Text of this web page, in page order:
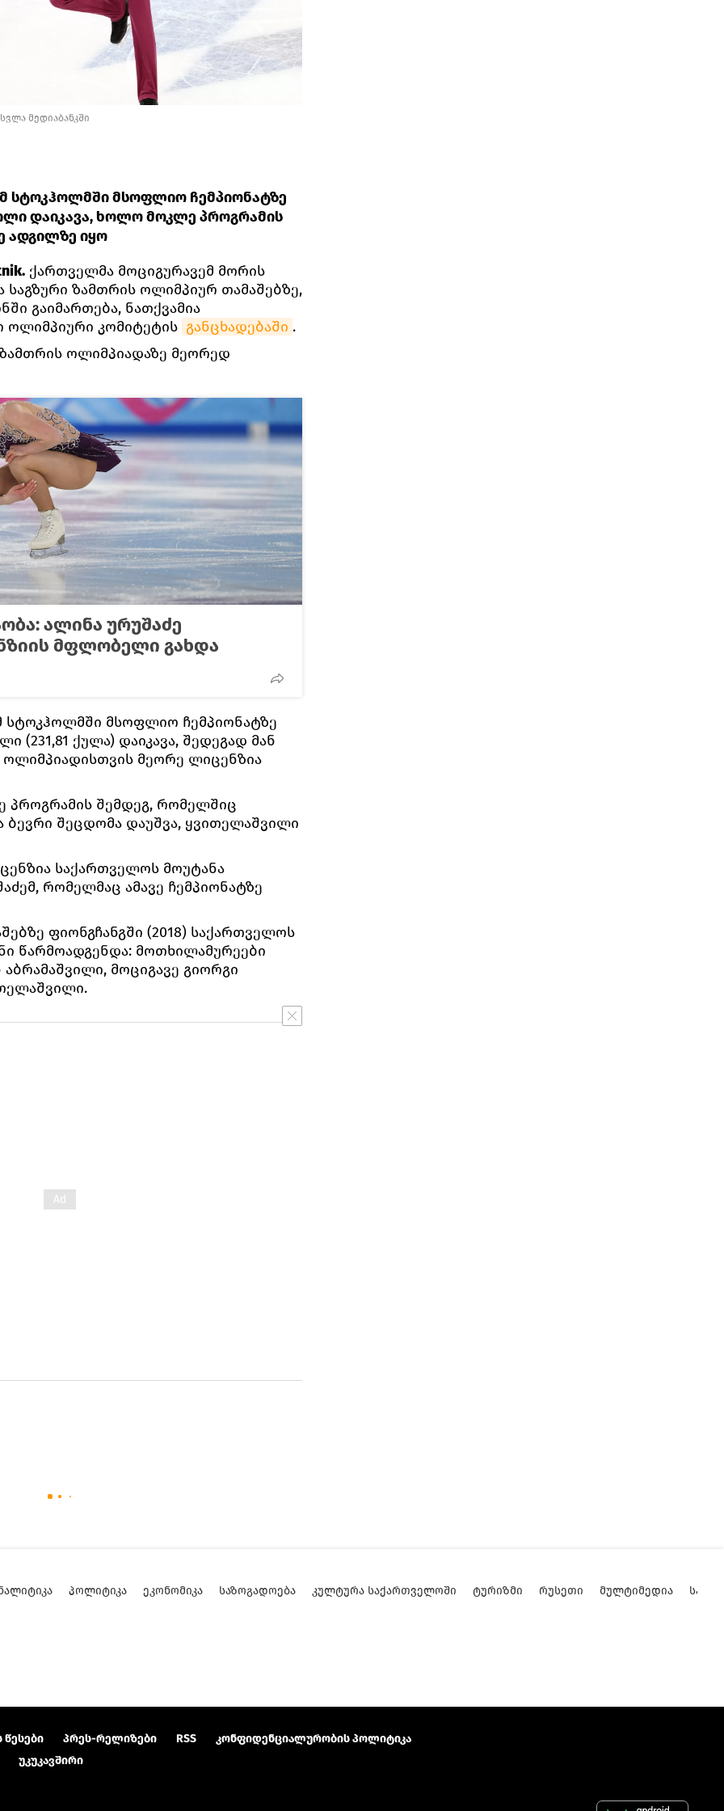
მედიაბანკში
სტოკჰოლმში მსოფლიო ჩემპიონატზე
დაიკავა, ხოლო მოკლე პროგრამის
ადგილზე იყო
ქართველმა მოციგურავემ მორის
ზამთრის ოლიმპიურ თამაშებზე,
გაიმართება, ნათქვამია
კომიტეტის განცხადებაში .
ოლიმპიადაზე მეორედ
ალინა ურუშაძე
მფლობელი გახდა
სტოკჰოლმში მსოფლიო ჩემპიონატზე
(231,81 ქულა) დაიკავა, შედეგად მან
მეორე ლიცენზია
პროგრამის შემდეგ, რომელშიც
ბევრი შეცდომა დაუშვა, ყვითელაშვილი
საქართველოს მოუტანა
რომელმაც ამავე ჩემპიონატზე
ფიონგჩანგში (2018) საქართველოს
წარმოადგენდა: მოთხილამურეები
მოციგავე გიორგი
ᲞᲝᲚᲘᲢᲘᲙᲐ ᲔᲙᲝᲜᲝᲛᲘᲙᲐ ᲡᲐᲖᲝᲒᲐᲓᲝᲔᲑᲐ ᲙᲣᲚᲢᲣᲠᲐ ᲡᲐᲥᲐᲠᲗᲕᲔᲚᲝᲨᲘ ᲢᲣᲠᲘᲖᲛᲘ ᲠᲣᲡᲔᲗᲘ ᲛᲣᲚᲢᲘᲛᲔᲓᲘᲐ
წესები პრეს-რელიზები RSS
კონფიდენციალურობის პოლიტიკა
უკუკავშირი